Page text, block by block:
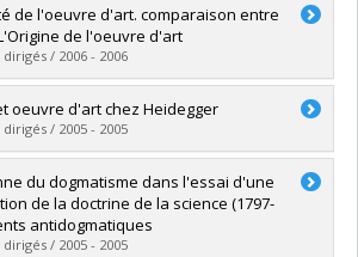
Mathieu
M.A.
dans Papyrus
de l'oeuvre d'art. comparaison entre
de l'oeuvre d'art
/ 2006 - 2006
Christian
M.A.
dans Papyrus
oeuvre d'art chez Heidegger
/ 2005 - 2005
Emmanuelle
M.A.
dans Papyrus
du dogmatisme dans l'essai d'une
de la doctrine de la science (1797-
antidogmatiques
/ 2005 - 2005